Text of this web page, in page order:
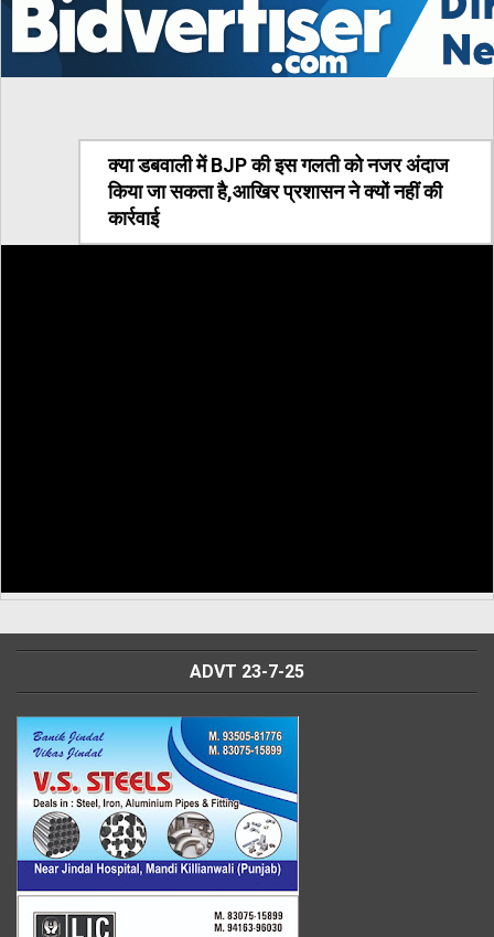
क्या डबवाली में BJP की इस गलती को नजर अंदाज
किया जा सकता है,आखिर प्रशासन ने क्यों नहीं की
कार्रवाई
ADVT 23-7-25